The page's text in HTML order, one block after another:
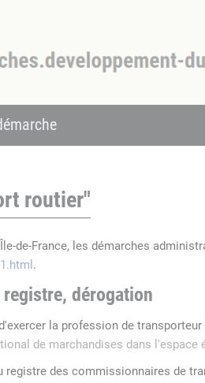
routier"
de-France, les démarches
.
dérogation
la profession de transporteur
de marchandises dans
registre des commissionnaires de